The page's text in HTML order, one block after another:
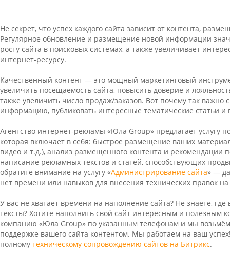
Не секрет, что успех каждого сайта зависит от контента,
Регулярное обновление и размещение новой информации
росту сайта в поисковых системах, а также увеличивает
интернет-ресурсу.
Качественный контент — это мощный маркетинговый
увеличить посещаемость сайта, повысить доверие и
также увеличить число продаж/заказов. Вот почему так важно
информацию, публиковать интересные тематические статьи и
Агентство интернет-рекламы «Юла Group» предлагает услугу
которая включает в себя: быстрое размещение ваших
видео и т.д.), анализ размещенного контента и рекомендации
написание рекламных текстов и статей, способствующих
обратите внимание на услугу «Администрирование сайта» —
нет времени или навыков для внесения технических правок на
У вас не хватает времени на наполнение сайта? Не знаете, где
тексты? Хотите наполнить свой сайт интересным и полезным
компанию «Юла Group» по указанным телефонам и мы возьмём
поддержке вашего сайта контентом. Мы работаем на ваш
полному техническому сопровождению сайтов на Битрикс.